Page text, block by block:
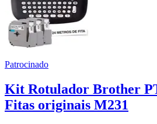
Patrocinado
Kit Rotulador Brother
Fitas originais M231